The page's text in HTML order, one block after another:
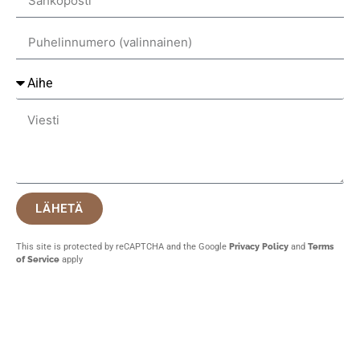
LÄHETÄ
This site is protected by reCAPTCHA and the Google Privacy Policy and Terms
of Service apply